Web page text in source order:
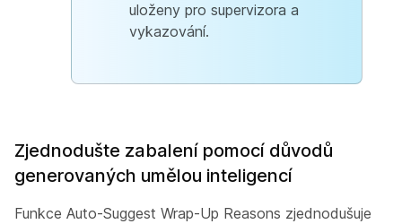
uloženy pro supervizora a
vykazování.
Zjednodušte zabalení pomocí důvodů
generovaných umělou inteligencí
Funkce Auto-Suggest Wrap-Up Reasons zjednodušuje